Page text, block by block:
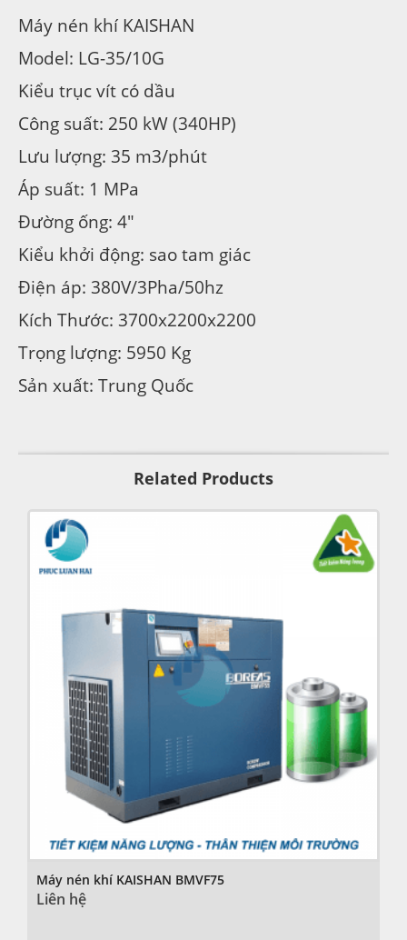
Máy nén khí KAISHAN
Model: LG-35/10G
Kiểu trục vít có dầu
Công suất: 250 kW (340HP)
Lưu lượng: 35 m3/phút
Áp suất: 1 MPa
Đường ống: 4″
Kiểu khởi động: sao tam giác
Điện áp: 380V/3Pha/50hz
Kích Thước: 3700x2200x2200
Trọng lượng: 5950 Kg
Sản xuất: Trung Quốc
Related Products
Máy nén khí KAISHAN BMVF75
Liên hệ